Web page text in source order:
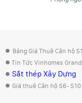
● Bảng Giá Thuê Căn hộ
● Tin Tức Vinhomes
● Sắt thép Xây Dựng
● Giá thuê Căn hộ S6- S10